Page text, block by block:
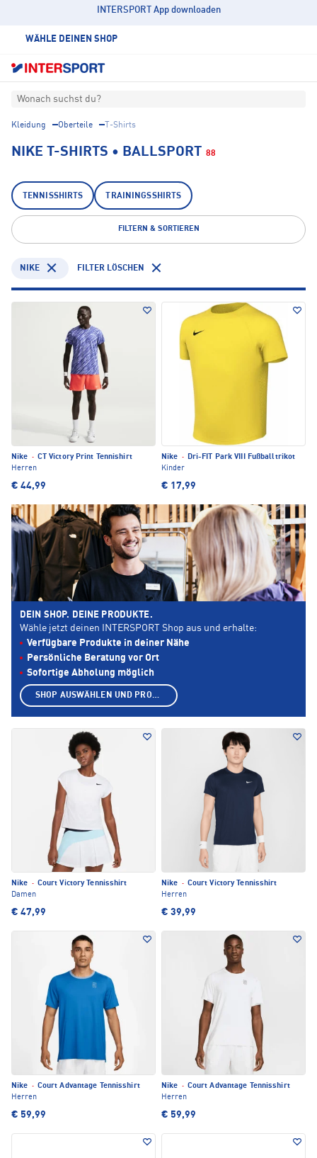
INTERSPORT App downloaden
WÄHLE DEINEN SHOP
Wonach suchst du?
Kleidung Oberteile T-Shirts
NIKE T-SHIRTS • BALLSPORT 88
TENNISSHIRTS TRAININGSSHIRTS
FILTERN & SORTIEREN
NIKE FILTER LÖSCHEN
Nike · CT Victory Print Tennishirt
Herren
€ 44,99
Nike ·
Dri-FIT Park VIII Fußballtrikot
Kinder
€ 17,99
Nike · Court Victory Tennisshirt
Damen
€ 47,99
Nike · Court Victory Tennisshirt
Herren
€ 39,99
Nike · Court Advantage Tennisshirt
Herren
€ 59,99
Nike · Court Advantage Tennisshirt
Herren
€ 59,99
DEIN SHOP. DEINE PRODUKTE.
Wähle jetzt deinen INTERSPORT Shop aus und erhalte:
Verfügbare Produkte in deiner Nähe
Persönliche Beratung vor Ort
Sofortige Abholung möglich
SHOP AUSWÄHLEN UND PRODUKTE ANZEIGEN